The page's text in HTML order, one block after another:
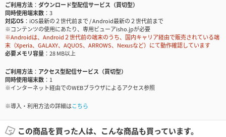
ご利用方法
ダウンロード型配信サービス（買切型）
同時使用端末数
3
対応OS
iOS最新の２世代前まで / Android最新の２世代前まで
※コンテンツの使用にあたり、専用ビューアisho.jpが必要
※Androidは、Android２世代前の端末のうち、国内キャリア経由で販売されている端
末（Xperia、GALAXY、AQUOS、ARROWS、Nexusなど）にて動作確認しています
必要メモリ容量
28 MB以上
ご利用方法
アクセス型配信サービス（買切型）
同時使用端末数
1
※インターネット経由でのWEBブラウザによるアクセス参照
※導入・利用方法の詳細はこちら
この商品を買った人は、こんな商品も買っています。